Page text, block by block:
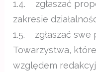
1.4. zgłaszać
zakresie
1.5. zgłaszać
Towarzystwa,
względem